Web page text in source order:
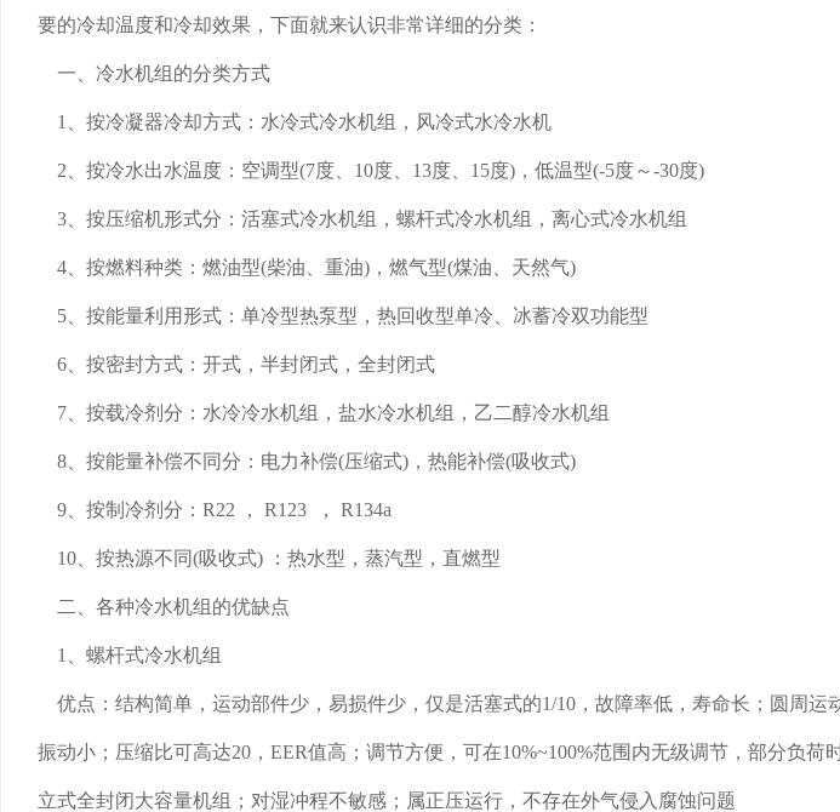
要的冷却温度和冷却效果，下面就来认识非常详细的分类：
一、冷水机组的分类方式
1、按冷凝器冷却方式：水冷式冷水机组，风冷式水冷水机
2、按冷水出水温度：空调型(7度、10度、13度、15度)，低温型(-5度～-30度)
3、按压缩机形式分：活塞式冷水机组，螺杆式冷水机组，离心式冷水机组
4、按燃料种类：燃油型(柴油、重油)，燃气型(煤油、天然气)
5、按能量利用形式：单冷型热泵型，热回收型单冷、冰蓄冷双功能型
6、按密封方式：开式，半封闭式，全封闭式
7、按载冷剂分：水冷冷水机组，盐水冷水机组，乙二醇冷水机组
8、按能量补偿不同分：电力补偿(压缩式)，热能补偿(吸收式)
9、按制冷剂分：R22 ， R123 ， R134a
10、按热源不同(吸收式) ：热水型，蒸汽型，直燃型
二、各种冷水机组的优缺点
1、螺杆式冷水机组
优点：结构简单，运动部件少，易损件少，仅是活塞式的1/10，故障率低，寿命长；圆周运
振动小；压缩比可高达20，EER值高；调节方便，可在10%~100%范围内无级调节，部分负
立式全封闭大容量机组；对湿冲程不敏感；属正压运行，不存在外气侵入腐蚀问题